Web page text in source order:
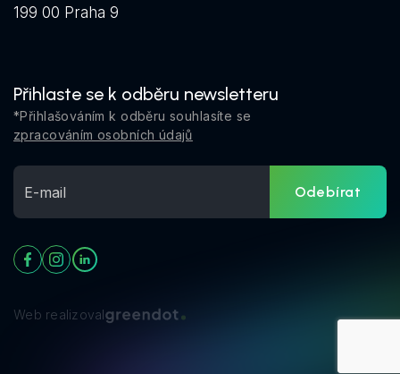
199 00 Praha 9
Přihlaste se k odběru newsletteru
*Přihlašováním k odběru souhlasíte se
zpracováním osobních údajů
Odebírat
Web realizoval